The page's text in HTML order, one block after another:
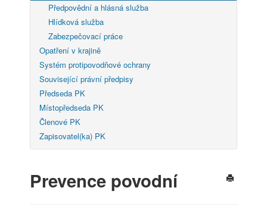
Předpovědní a hlásná služba
Hlídková služba
Zabezpečovací práce
Opatření v krajině
Systém protipovodňové ochrany
Související právní předpisy
Předseda PK
Místopředseda PK
Členové PK
Zapisovatel(ka) PK
Prevence povodní